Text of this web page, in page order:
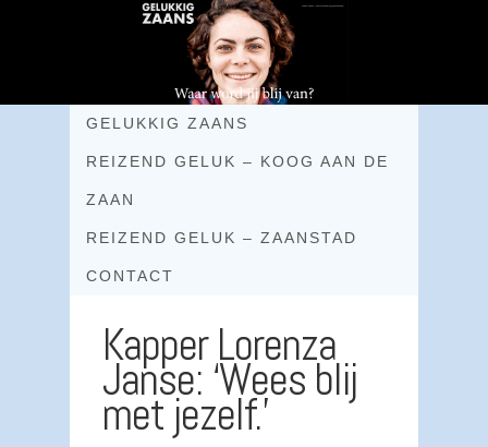
GELUKKIG ZAANS
REIZEND GELUK – KOOG AAN DE
ZAAN
REIZEND GELUK – ZAANSTAD
CONTACT
Kapper Lorenza
Janse: ‘Wees blij
met jezelf.’